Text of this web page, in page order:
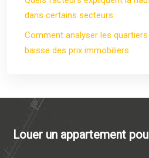
dans certains secteurs
Comment analyser les
baisse des prix immobiliers
Louer un appartement